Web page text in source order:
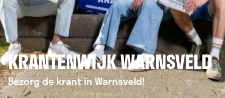
KRANTENWIJK WARNSVELD
Bezorg de krant in Warnsveld!